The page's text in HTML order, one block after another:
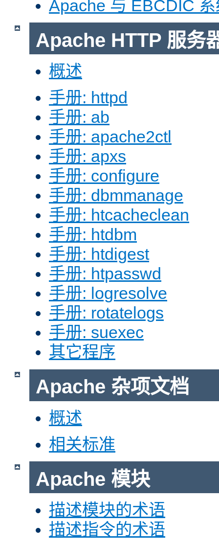
Apache 与 EBCDIC
Apache HTTP 服务
概述
手册: httpd
手册: ab
手册: apache2ctl
手册: apxs
手册: configure
手册: dbmmanage
手册: htcacheclean
手册: htdbm
手册: htdigest
手册: htpasswd
手册: logresolve
手册: rotatelogs
手册: suexec
其它程序
Apache 杂项文档
概述
相关标准
Apache 模块
描述模块的术语
描述指令的术语